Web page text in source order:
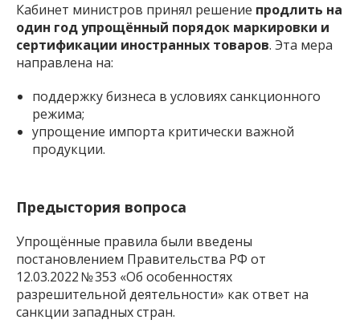
Кабинет министров принял решение продлить на
один год упрощённый порядок маркировки и
сертификации иностранных товаров. Эта мера
направлена на:
поддержку бизнеса в условиях санкционного
режима;
упрощение импорта критически важной
продукции.
Предыстория вопроса
Упрощённые правила были введены
постановлением Правительства РФ от
12.03.2022 № 353 «Об особенностях
разрешительной деятельности» как ответ на
санкции западных стран.